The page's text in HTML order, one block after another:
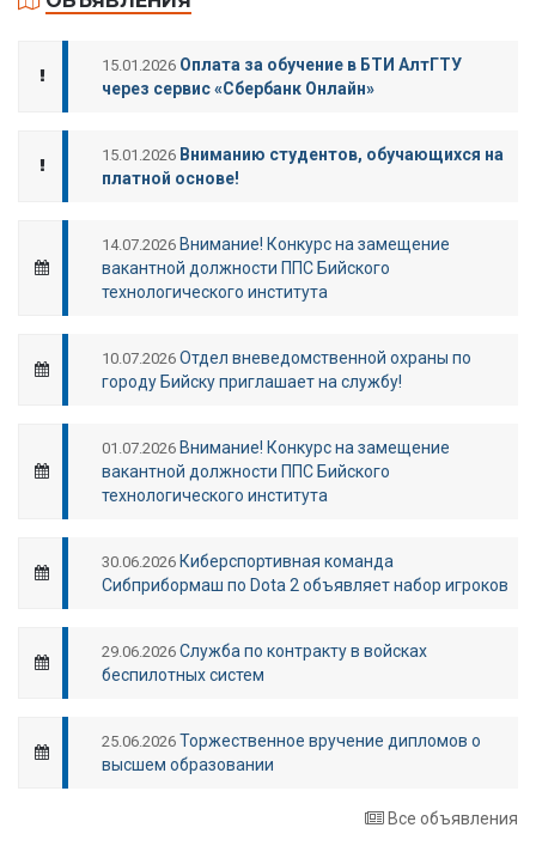
15.01.2026 Оплата за обучение в БТИ АлтГТУ
через сервис «Сбербанк Онлайн»
15.01.2026 Вниманию студентов, обучающихся на
платной основе!
14.07.2026 Внимание! Конкурс на замещение
вакантной должности ППС Бийского
технологического института
10.07.2026 Отдел вневедомственной охраны по
городу Бийску приглашает на службу!
01.07.2026 Внимание! Конкурс на замещение
вакантной должности ППС Бийского
технологического института
30.06.2026 Киберспортивная команда
Сибприбормаш по Dota 2 объявляет набор игроков
29.06.2026 Служба по контракту в войсках
беспилотных систем
25.06.2026 Торжественное вручение дипломов о
высшем образовании
Все объявления